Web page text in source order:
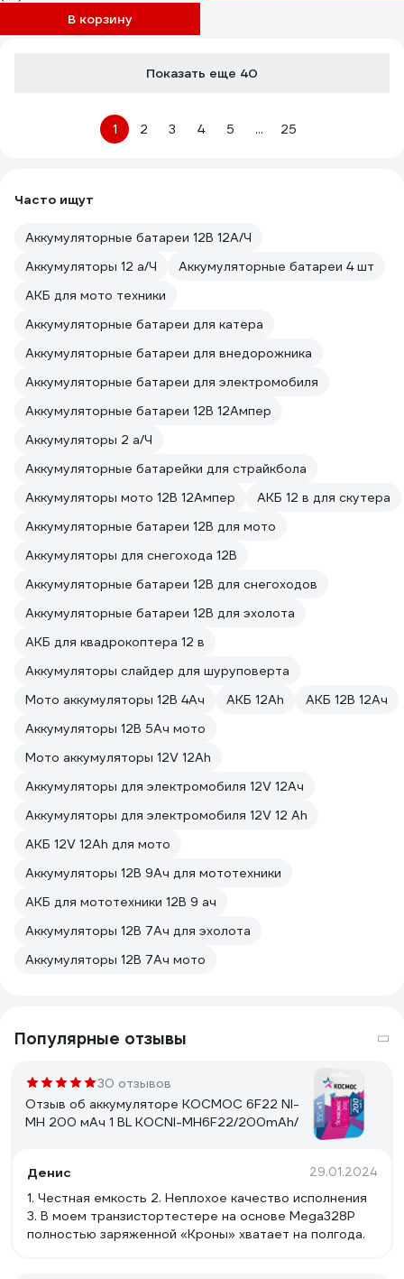
В корзину
Показать еще 40
1 2 3 4 5 ... 25
Часто ищут
Аккумуляторные батареи 12В 12А/Ч
Аккумуляторы 12 а/Ч
Аккумуляторные батареи 4 шт
АКБ для мото техники
Аккумуляторные батареи для катера
Аккумуляторные батареи для внедорожника
Аккумуляторные батареи для электромобиля
Аккумуляторные батареи 12В 12Ампер
Аккумуляторы 2 а/Ч
Аккумуляторные батарейки для страйкбола
Аккумуляторы мото 12В 12Ампер
АКБ 12 в для скутера
Аккумуляторные батареи 12В для мото
Аккумуляторы для снегохода 12В
Аккумуляторные батареи 12В для снегоходов
Аккумуляторные батареи 12В для эхолота
АКБ для квадрокоптера 12 в
Аккумуляторы слайдер для шуруповерта
Мото аккумуляторы 12В 4Ач
АКБ 12Ah
АКБ 12В 12Ач
Аккумуляторы 12В 5Ач мото
Мото аккумуляторы 12V 12Ah
Аккумуляторы для электромобиля 12V 12Ач
Аккумуляторы для электромобиля 12V 12 Ah
АКБ 12V 12Ah для мото
Аккумуляторы 12В 9Ач для мототехники
АКБ для мототехники 12В 9 ач
Аккумуляторы 12В 7Ач для эхолота
Аккумуляторы 12В 7Ач мото
Популярные отзывы
30 отзывов
Отзыв об аккумуляторе КОСМОС 6F22 NI-
MH 200 мАч 1 BL KOCNI-MH6F22/200mAh/
Денис 29.01.2024
1. Честная емкость 2. Неплохое качество исполнения
3. В моем транзистортестере на основе Mega328P
полностью заряженной «Кроны» хватает на полгода.